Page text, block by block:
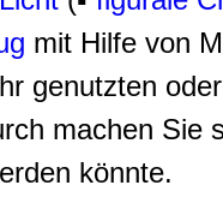
mit Hilfe von
genutzten
machen Sie
könnte.